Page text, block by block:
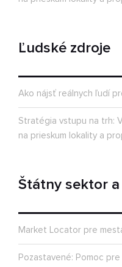
Ľudské zdroje
Ako nájsť reálnych ľudí
Stratégia vstupu na trh:
na prieskum lokality a
Štátny sektor a
Market Locator pre
Pozastavené: Pomoc